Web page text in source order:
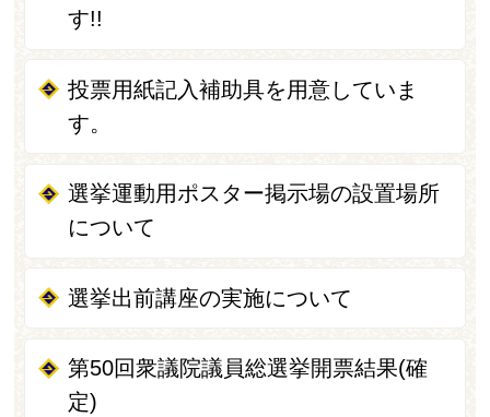
す!!
投票用紙記入補助具を用意していま
す。
選挙運動用ポスター掲示場の設置場所
について
選挙出前講座の実施について
第50回衆議院議員総選挙開票結果(確
定)